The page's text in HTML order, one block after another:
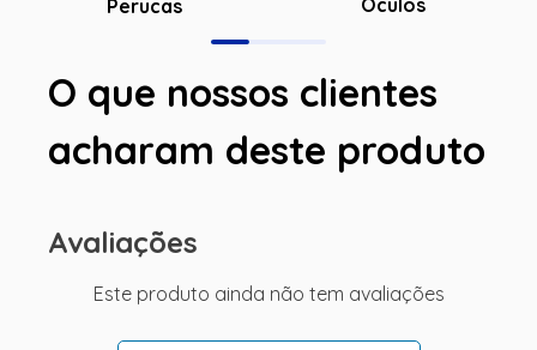
Perucas Óculos
O que nossos clientes
acharam deste produto
Avaliações
Este produto ainda não tem avaliações